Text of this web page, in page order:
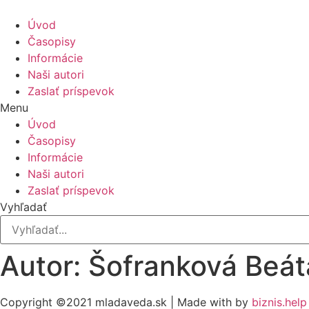
Úvod
Časopisy
Informácie
Naši autori
Zaslať príspevok
Menu
Úvod
Časopisy
Informácie
Naši autori
Zaslať príspevok
Vyhľadať
Autor: Šofranková
Copyright ©2021 mladaveda.sk | Made with by biznis.help